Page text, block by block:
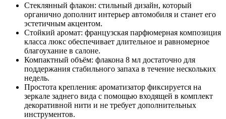
Стеклянный флакон: стильный дизайн, который
органично дополнит интерьер автомобиля и станет его
эстетичным акцентом.
Стойкий аромат: французская парфюмерная композиция
класса люкс обеспечивает длительное и равномерное
благоухание в салоне.
Компактный объём: флакона 8 мл достаточно для
поддержания стабильного запаха в течение нескольких
недель.
Простота крепления: ароматизатор фиксируется на
зеркале заднего вида с помощью входящей в комплект
декоративной нити и не требует дополнительных
инструментов.